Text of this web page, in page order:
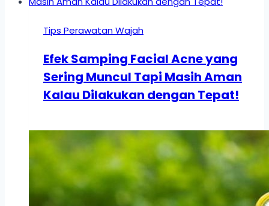
Tips Perawatan Wajah
Efek Samping Facial Acne yang
Sering Muncul Tapi Masih Aman
Kalau Dilakukan dengan Tepat!